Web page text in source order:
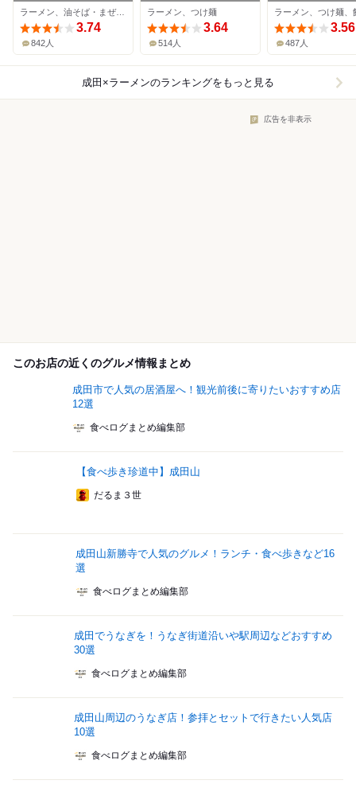
ラーメン、油そば・まぜそば、汁なし担々麺
3.74
842人
ラーメン、つけ麺
3.64
514人
ラーメン、つけ麺、
3.56
487人
成田×ラーメンのランキングをもっと見る
広告を非表示
このお店の近くのグルメ情報まとめ
成田市で人気の居酒屋へ！観光前後に寄りたいおすすめ店
12選
食べログまとめ編集部
【食べ歩き珍道中】成田山
だるま３世
成田山新勝寺で人気のグルメ！ランチ・食べ歩きなど16
選
食べログまとめ編集部
成田でうなぎを！うなぎ街道沿いや駅周辺などおすすめ
30選
食べログまとめ編集部
成田山周辺のうなぎ店！参拝とセットで行きたい人気店
10選
食べログまとめ編集部